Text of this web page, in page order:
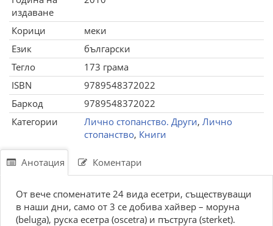
издаване
Корици
меки
Език
български
Тегло
173 грама
ISBN
9789548372022
Баркод
9789548372022
Категории
Лично стопанство. Други, Лично
стопанство, Книги
Анотация Коментари
От вече споменатите 24 вида есетри, съществуващи
в наши дни, само от 3 се добива хайвер – моруна
(beluga), руска есетра (oscetra) и пъструга (sterket).